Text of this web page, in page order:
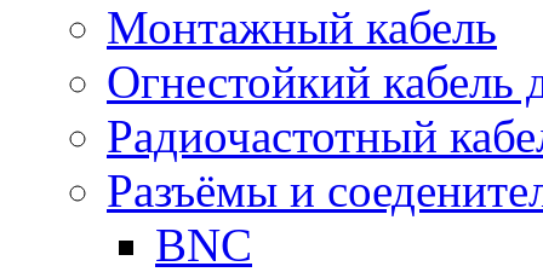
Монтажный кабель
Огнестойкий
Радиочастотный
Разъёмы и
BNC